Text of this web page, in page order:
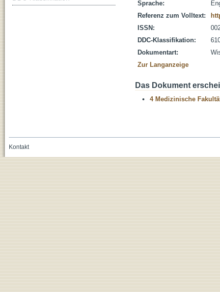
Sprache:
Referenz zum Volltext:
ISSN:
DDC-Klassifikation:
Dokumentart:
Zur Langanzeige
Das Dokument
4 Medizinische
Kontakt